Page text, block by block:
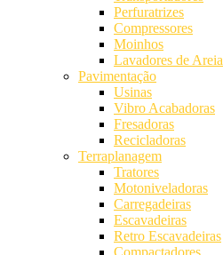
Perfuratrizes
Compressores
Moinhos
Lavadores de Areia
Pavimentação
Usinas
Vibro Acabadoras
Fresadoras
Recicladoras
Terraplanagem
Tratores
Motoniveladoras
Carregadeiras
Escavadeiras
Retro Escavadeiras
Compactadores